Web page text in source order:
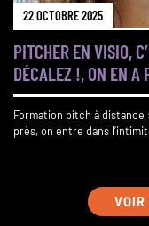
22 OCTOBRE 2025
PITCHER EN VISIO,
DÉCALEZ !, ON EN A
Formation pitch à distance
près, on entre dans
VOIR